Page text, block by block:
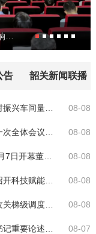
告 韶关新闻联播
为实施“百千万工程”蓄势赋能 08-08
高标准高质
08-08
7日开幕董韶容墓文物首度亮相 08-08
开科技赋能兰花产业提质增效 08-08
调度 联研赋能流域安澜 08-08
坚定发展信
08-07